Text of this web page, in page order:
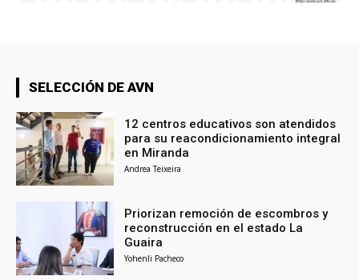
SELECCIÓN DE AVN
12 centros educativos son atendidos
para su reacondicionamiento integral
en Miranda
Andrea Teixeira
Priorizan remoción de escombros y
reconstrucción en el estado La
Guaira
Yohenli Pacheco